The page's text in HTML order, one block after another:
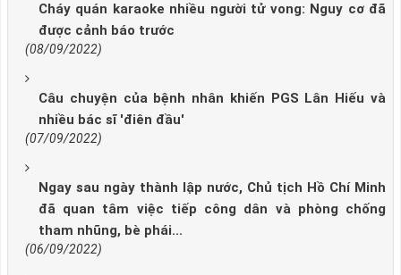
Cháy quán karaoke nhiều người tử vong: Nguy cơ đã
được cảnh báo trước
(08/09/2022)
Câu chuyện của bệnh nhân khiến PGS Lân Hiếu và
nhiều bác sĩ 'điên đầu'
(07/09/2022)
Ngay sau ngày thành lập nước, Chủ tịch Hồ Chí Minh
đã quan tâm việc tiếp công dân và phòng chống
tham nhũng, bè phái...
(06/09/2022)